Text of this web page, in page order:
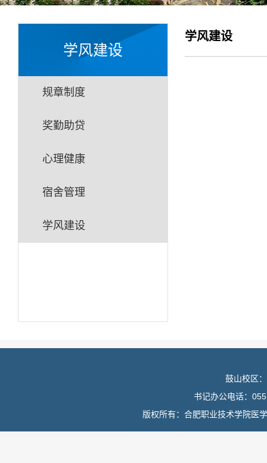
学风建设
规章制度
奖勤助贷
心理健康
宿舍管理
学风建设
学风建设
鼓山校区
书记办公电话：
版权所有：合肥职业技术学院